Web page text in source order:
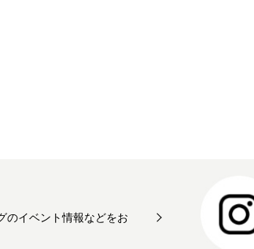
のイベント情報などをお